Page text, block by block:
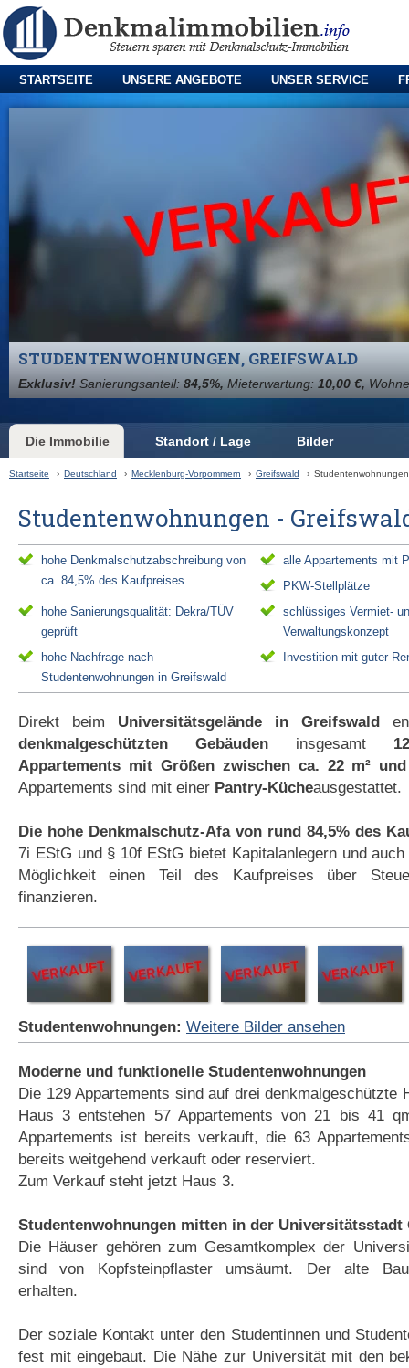
STARTSEITE UNSERE ANGEBOTE UNSER SERVICE
STUDENTENWOHNUNGEN, GREIFSWALD
Exklusiv! Sanierungsanteil: 84,5%, Mieterwartung: 10,00 €,
Die Immobilie Standort / Lage Bilder
Startseite › Deutschland › Mecklenburg-Vorpommern › Greifswald › Studentenwohnungen
Studentenwohnungen -
hohe Denkmalschutzabschreibung von
ca. 84,5% des Kaufpreises
alle Appartements mit
PKW-Stellplätze
hohe Sanierungsqualität: Dekra/TÜV
geprüft
schlüssiges Vermiet-
Verwaltungskonzept
hohe Nachfrage nach
Studentenwohnungen in Greifswald
Investition mit guter
Direkt beim Universitätsgelände in Greifswald
denkmalgeschützten Gebäuden insgesamt
Appartements mit Größen zwischen ca. 22 m²
Appartements sind mit einer Pantry-Kücheausgestattet.
Die hohe Denkmalschutz-Afa von rund 84,5% des
7i EStG und § 10f EStG bietet Kapitalanlegern und
Möglichkeit einen Teil des Kaufpreises über
finanzieren.
Studentenwohnungen: Weitere Bilder ansehen
Moderne und funktionelle Studentenwohnungen
Die 129 Appartements sind auf drei denkmalgeschützte
Haus 3 entstehen 57 Appartements von 21 bis 41
Appartements ist bereits verkauft, die 63
bereits weitgehend verkauft oder reserviert.
Zum Verkauf steht jetzt Haus 3.
Studentenwohnungen mitten in der Universitätsstadt
Die Häuser gehören zum Gesamtkomplex der
sind von Kopfsteinpflaster umsäumt. Der alte
erhalten.
Der soziale Kontakt unter den Studentinnen und
fest mit eingebaut. Die Nähe zur Universität mit den